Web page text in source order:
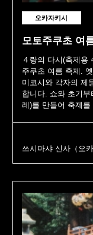
오카자키시
모토주쿠초 여
４량의 다시(축제용
주쿠초 여름 축제.
미코시와 각자의 제
합니다. 쇼와 초기
레)를 만들어 축제를
쓰시마샤 신사（오